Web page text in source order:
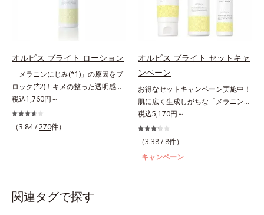
内スキンケアシリーズの保湿力*3
るおいによる*5 乾燥、ハリ・ツヤ
ロニセラカエルレア果汁、ノバラエ
明感に満ちた肌へ導く保湿成分*9
メマツヨイグサ抽出液、スイカズラ
エキス配合＝角層のすみずみまで水
分・油分を保ち、ハリ・ツヤを与え
る保湿成分*10 気持ちのこと各商品
れ防止有効成分として、「DF-パン
濃度で配合。角層のバリア機能にア
にゆらがない肌を叶えます。そし
成分「MCアクティベーター
(*5)」。肌のうるおいを引き出し・
高めて、ハリ感あふれる肌へと導き
ます。うるおいに満ちたゆらがない
肌をご体感いただくために設計され
れのこと*3 デクスパンテノール
W*4 2022年5月 Mintel社データベ
能を維持。ニキビができにくい肌を
目指します。さらにビタミンC誘導
体をはじめとした5種の整肌成分
(*1)から成る「ナノVCショットカプ
セル」を配合。カプセルが浸透して
から成分を放出する特殊技術によっ
て、高い浸透力(*2)と安定性を実
現。毛穴の目立ちをしっかりケア
(*3)して、ゆらぎやすいニキビ肌
を、みずみずしい清潔な垢抜け肌
(*4)へと導きます。たっぷりの保湿
成分で低刺激。敏感肌の方にもお使
いいただけます(*5)。*1 テトラ2-ヘ
キシルデカン酸アスコルビル、天然
オルビス ブライト ローション
「メラニンにじみ(*1)」の原因をブ
ロック(*2)！キメの整った透明感
(*3)のある肌印象へ導く美白(*2)化
粧水。業界初(*4)知見「メラニンの
第三のルート」である「横のひろが
現。シミやそばかすという「点」だ
税込1,760円～
（3.84 /270件）
オルビス ブライト セットキャ
ンペーン
お得なセットキャンペーン実施中！
肌に広く生成しがちな「メラニンに
じみ(*1)」の原因をブロック(*2)！
澄み渡る輝き透明肌(*3)へ。業界初
(*4)知見「メラニンの第三のルー
ト」である「横のひろがり」に着目
して、全方位から透明肌を目指すブ
税込5,170円～
（3.38 / 8件）
キャンペーン
関連タグで探す